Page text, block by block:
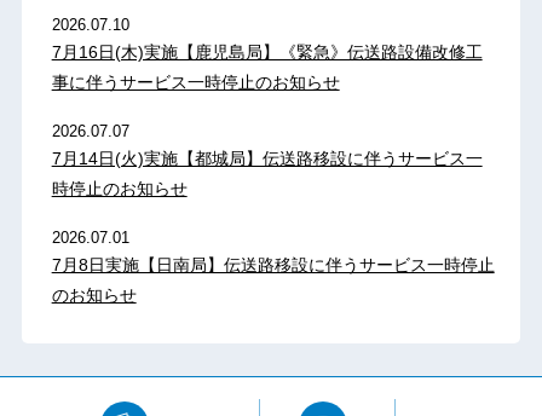
2026.07.10
7月16日(木)実施【鹿児島局】《緊急》伝送路設備改修工
事に伴うサービス一時停止のお知らせ
2026.07.07
7月14日(火)実施【都城局】伝送路移設に伴うサービス一
時停止のお知らせ
2026.07.01
7月8日実施【日南局】伝送路移設に伴うサービス一時停止
のお知らせ